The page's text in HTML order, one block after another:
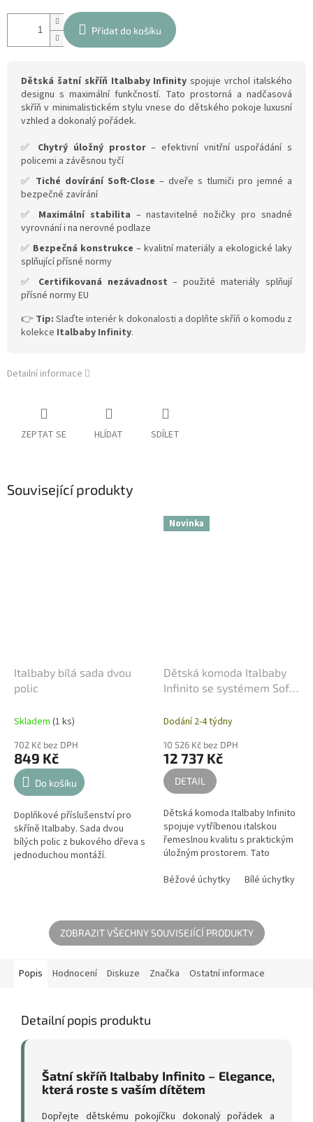
Přidat do košíku
Dětská šatní skříň Italbaby Infinity spojuje vrchol italského
designu s maximální funkčností. Tato prostorná a nadčasová
skříň v minimalistickém stylu vnese do dětského pokoje luxusní
vzhled a dokonalý pořádek.
✅ Chytrý úložný prostor– efektivní vnitřní uspořádání s
policemi a závěsnou tyčí
✅ Tiché dovírání Soft-Close – dveře s tlumiči pro jemné a
bezpečné zavírání
✅ Maximální stabilita – nastavitelné nožičky pro snadné
vyrovnání i na nerovné podlaze
✅ Bezpečná konstrukce – kvalitní materiály a ekologické laky
splňující přísné normy
✅ Certifikovaná nezávadnost – použité materiály splňují
přísné normy EU
👉 Tip: Slaďte interiér k dokonalosti a doplňte skříň o komodu z
kolekce Italbaby Infinity.
Detailní informace
ZEPTAT SE HLÍDAT SDÍLET
Související produkty
Italbaby bílá sada dvou
polic
Skladem (1 ks)
702 Kč bez DPH
849 Kč
Do košíku
Doplňkové příslušenství pro
skříně Italbaby. Sada dvou
bílých polic z bukového dřeva s
jednoduchou montáží.
Novinka
Dětská komoda Italbaby
Infinito se systémem Soft-
Dodání 2-4 týdny
10 526 Kč bez DPH
12 737 Kč
DETAIL
Dětská komoda Italbaby Infinito
spojuje vytříbenou italskou
řemeslnou kvalitu s praktickým
úložným prostorem. Tato
prostorné zásuvky na oblečení
Béžové úchytky Bílé úchytky
ZOBRAZIT VŠECHNY SOUVISEJÍCÍ PRODUKTY
Popis Hodnocení Diskuze Značka Ostatní informace
Detailní popis produktu
Šatní skříň Italbaby Infinito – Elegance,
která roste s vaším dítětem
Dopřejte dětskému pokojíčku dokonalý pořádek a